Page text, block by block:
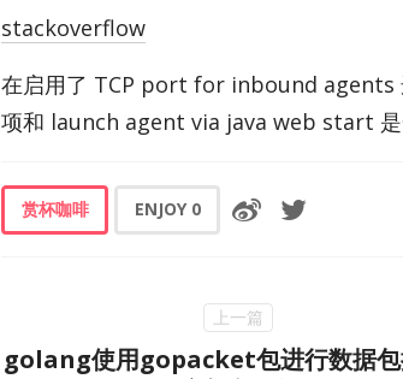
stackoverflow
在启用了 TCP port for in­bound
项和 launch agent via java web start
赏杯咖啡 ENJOY 0
golang使用gopacket包进行数据包